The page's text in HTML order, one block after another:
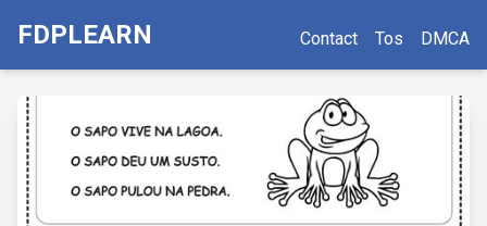
FDPLEARN Contact Tos DMCA